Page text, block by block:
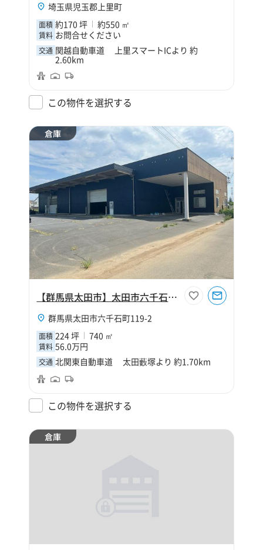
埼玉県児玉郡上里町
面積 約170 坪 約550 ㎡
賃料 お問合せください
交通 関越自動車道 上里スマートICより 約
2.60km
この物件を選択する
倉庫
【群馬県太田市】太田市六千石町224坪倉庫
群馬県太田市六千石町119-2
面積 224 坪 740 ㎡
賃料 56.0万円
交通 北関東自動車道 太田藪塚より 約1.70km
この物件を選択する
倉庫